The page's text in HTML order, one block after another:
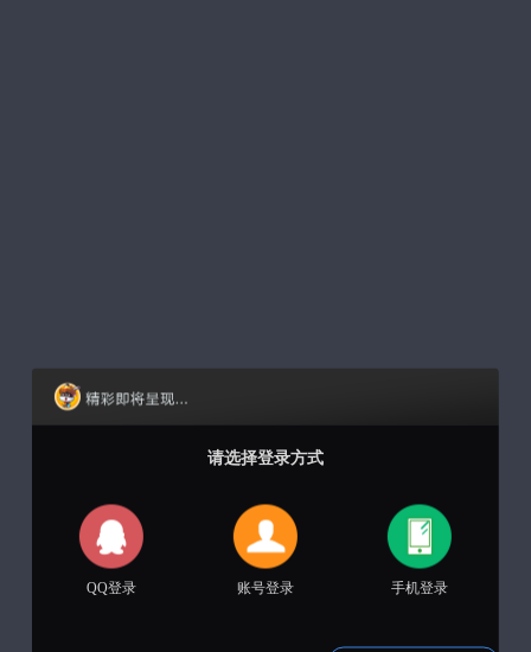
请选择登录方式
QQ登录 账号登录 手机登录